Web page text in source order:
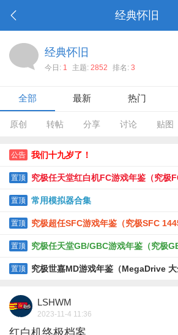
经典怀旧
经典怀旧
今日: 1 主题: 2852 排名: 3
全部 最新 热门
原创 转帖 分享 讨论 贴图
公告 我们十九岁了！
置顶 究极任天堂红白机FC游戏年鉴（究极
置顶 常用模拟器合集
置顶 究极超任SFC游戏年鉴（究极SFC
置顶 究极任天堂GB/GBC游戏年鉴（究极
置顶 究极世嘉MD游戏年鉴（MegaDrive 大
LSHWM
2023-11-4 11:36
红白机终极档案